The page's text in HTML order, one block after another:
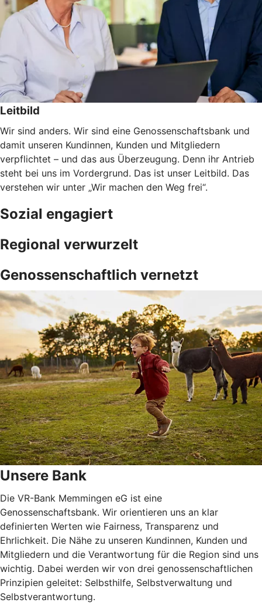
Leitbild
Wir sind anders. Wir sind eine Genossenschaftsbank und
damit unseren Kundinnen, Kunden und Mitgliedern
verpflichtet – und das aus Überzeugung. Denn ihr Antrieb
steht bei uns im Vordergrund. Das ist unser Leitbild. Das
verstehen wir unter „Wir machen den Weg frei“.
Sozial engagiert
Regional verwurzelt
Genossenschaftlich vernetzt
Unsere Bank
Die VR-Bank Memmingen eG ist eine
Genossenschaftsbank. Wir orientieren uns an klar
definierten Werten wie Fairness, Transparenz und
Ehrlichkeit. Die Nähe zu unseren Kundinnen, Kunden und
Mitgliedern und die Verantwortung für die Region sind uns
wichtig. Dabei werden wir von drei genossenschaftlichen
Prinzipien geleitet: Selbsthilfe, Selbstverwaltung und
Selbstverantwortung.